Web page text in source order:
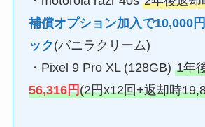
補償オプション加入で10,000
ック(バニラクリーム)
・Pixel 9 Pro XL (128GB)1年
56,316円(2円x12回+返却時